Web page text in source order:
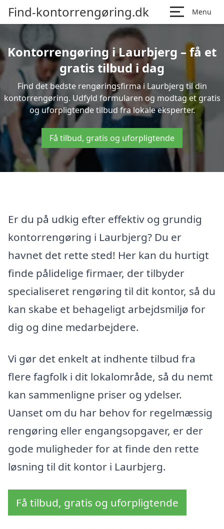
Find-kontorrengøring.dk Menu
Kontorrengøring i Laurbjerg – få et
gratis tilbud i dag
Find det bedste rengøringsfirma i Laurbjerg til din
kontorrengøring. Udfyld formularen og modtag et gratis
og uforpligtende tilbud fra lokale eksperter.
Få tilbud, gratis og uforpligtende
Er du på udkig efter effektiv og grundig
kontorrengøring i Laurbjerg? Du er
havnet det rette sted! Her kan du hurtigt
finde pålidelige firmaer, der tilbyder
specialiseret rengøring til dit kontor, så du
kan skabe et behageligt arbejdsmiljø for
dig og dine medarbejdere.
Vi gør det enkelt at indhente tilbud fra
flere fagfolk i dit lokalområde, så du nemt
kan sammenligne priser og ydelser.
Uanset om du har behov for regelmæssig
rengøring eller engangsopgaver, er der
gode muligheder for at finde den rette
løsning til dit kontor i Laurbjerg.
Få tilbud, gratis og uforpligtende